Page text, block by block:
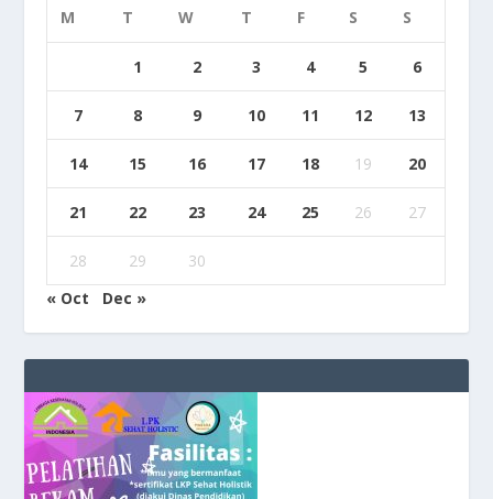
M T W T F S S
1 2 3 4 5 6
7 8 9 10 11 12 13
14 15 16 17 18 19 20
21 22 23 24 25 26 27
28 29
30
« Oct
Dec »